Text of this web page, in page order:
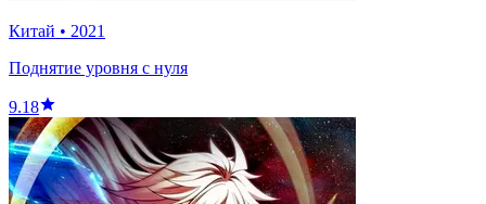
Китай • 2021
Поднятие уровня с нуля
9.18